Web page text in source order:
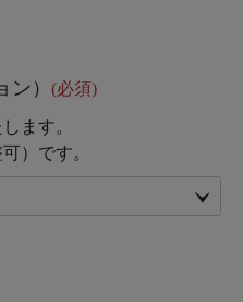
） (必須)
ます。
）です。